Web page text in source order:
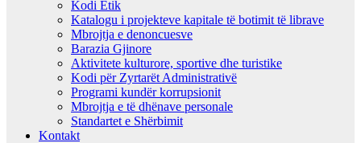
Kodi Etik
Katalogu i projekteve kapitale të botimit të librave
Mbrojtja e denoncuesve
Barazia Gjinore
Aktivitete kulturore, sportive dhe turistike
Kodi për Zyrtarët Administrativë
Programi kundër korrupsionit
Mbrojtja e të dhënave personale
Standartet e Shërbimit
Kontakt